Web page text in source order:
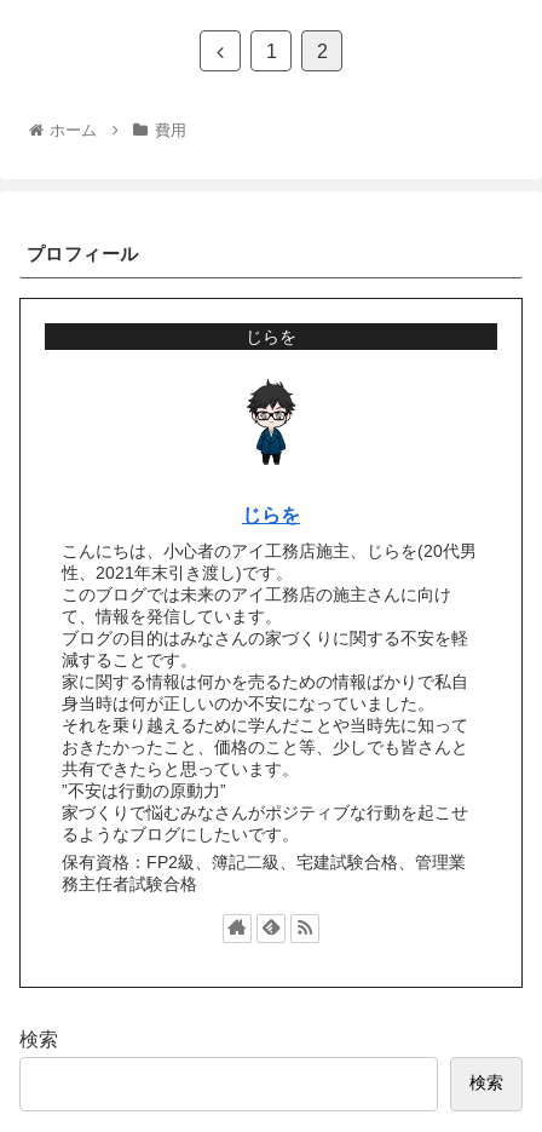
1 2
ホーム 費用
プロフィール
じらを
じらを
こんにちは、小心者のアイ工務店施主、じらを(20代男
性、2021年末引き渡し)です。
このブログでは未来のアイ工務店の施主さんに向け
て、情報を発信しています。
ブログの目的はみなさんの家づくりに関する不安を軽
減することです。
家に関する情報は何かを売るための情報ばかりで私自
身当時は何が正しいのか不安になっていました。
それを乗り越えるために学んだことや当時先に知って
おきたかったこと、価格のこと等、少しでも皆さんと
共有できたらと思っています。
”不安は行動の原動力”
家づくりで悩むみなさんがポジティブな行動を起こせ
るようなブログにしたいです。
保有資格：FP2級、簿記二級、宅建試験合格、管理業
務主任者試験合格
検索
検索